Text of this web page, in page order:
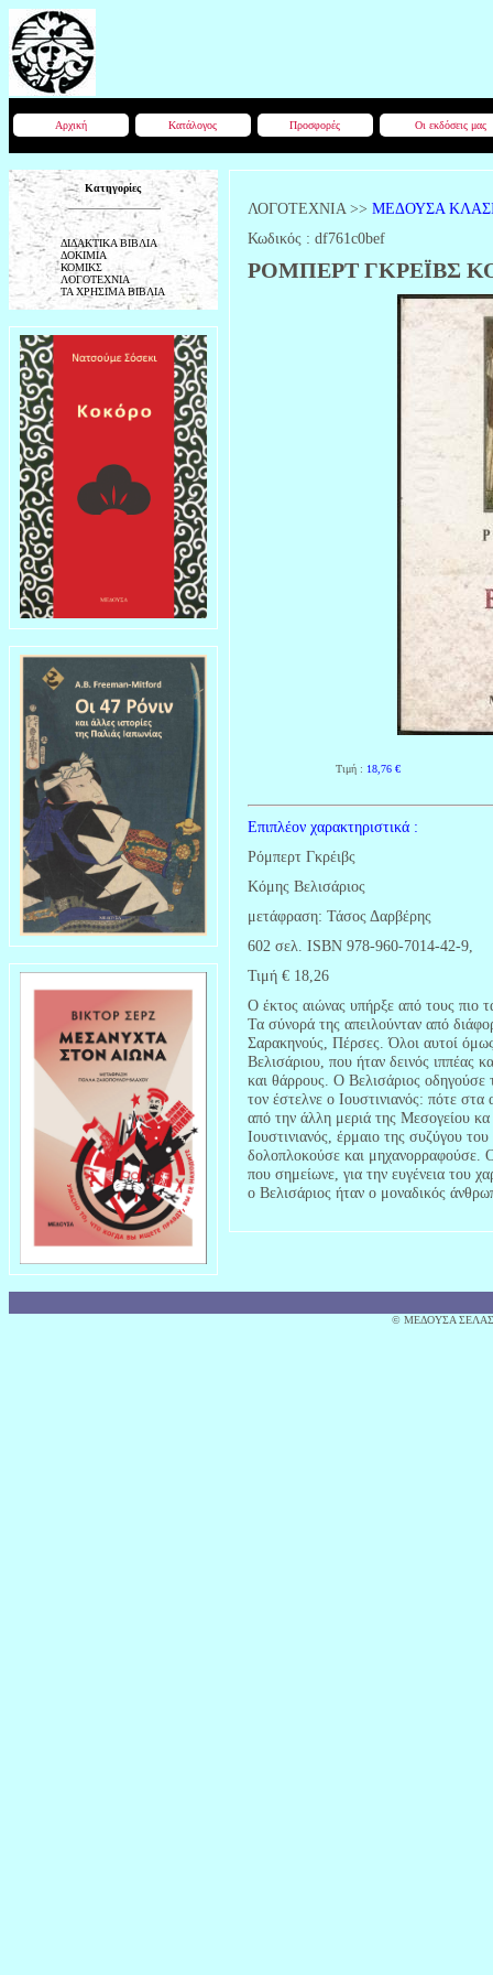
Αρχική Κατάλογος Προσφορές Οι εκδόσεις μας
Κατηγορίες
ΔΙΔΑΚΤΙΚΑ ΒΙΒΛΙΑ
ΔΟΚΙΜΙΑ
ΚΟΜΙΚΣ
ΛΟΓΟΤΕΧΝΙΑ
ΤΑ ΧΡΗΣΙΜΑ ΒΙΒΛΙΑ
ΛΟΓΟΤΕΧΝΙΑ >> ΜΕΔΟΥΣΑ
Κωδικός : df761c0bef
ΡΟΜΠΕΡΤ ΓΚΡΕΪΒΣ
Τιμή : 18,76 €
Επιπλέον χαρακτηριστικά :
Ρόμπερτ Γκρέιβς
Κόμης Βελισάριος
μετάφραση: Τάσος Δαρβέρης
602 σελ. ISBN 978-960-7014-42-9,
Τιμή € 18,26
Ο έκτος αιώνας υπήρξε από τους πιο
Τα σύνορά της απειλούνταν από
Σαρακηνούς, Πέρσες. Όλοι αυτοί
Βελισάριου, που ήταν δεινός ιππέας
και θάρρους. Ο Βελισάριος οδηγούσε
τον έστελνε ο Ιουστινιανός: πότε
από την άλλη μεριά της Μεσογείου
Ιουστινιανός, έρμαιο της συζύγου
δολοπλοκούσε και μηχανορραφούσε. Ο
που σημείωνε, για την ευγένεια του
ο Βελισάριος ήταν ο μοναδικός
© MΕΔΟΥΣΑ